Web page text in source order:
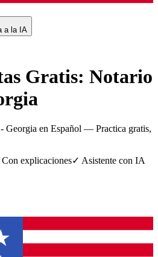
a la IA
Gratis: Notario
Georgia en Español — Practica gratis,
explicaciones✓ Asistente con IA